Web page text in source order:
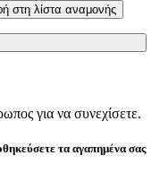
στη λίστα αναμονής
για να συνεχίσετε.
τα αγαπημένα σας